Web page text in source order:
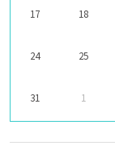
17 18
24 25
31 1